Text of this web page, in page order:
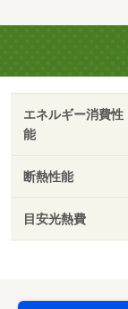
野停歩４分・オ
でのご相談も可
レジットカード
法（店頭、オン
輪場：有（無料
エネルギー消費性
能
断熱性能
目安光熱費